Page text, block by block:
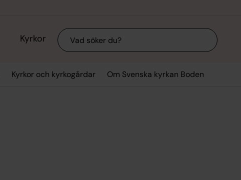
Kyrkor Sök
Kyrkor och kyrkogårdar Om Svenska kyrkan Boden